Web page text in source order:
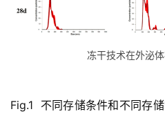
冻干技术在外泌
Fig.1 不同存储条件和不同存